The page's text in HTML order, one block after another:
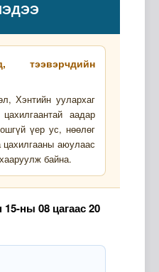
тээвэрчдийн
Хэнтийн уулархаг
аадар
үер ус, нөөлөг
аюулаас
байна.
ны 08 цагаас 20